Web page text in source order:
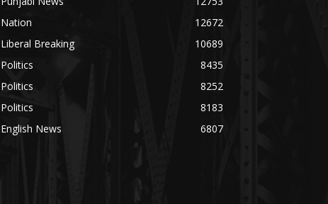
Nation
12672
Liberal Breaking
10689
Politics
8435
Politics
8252
Politics
8183
English News
6807